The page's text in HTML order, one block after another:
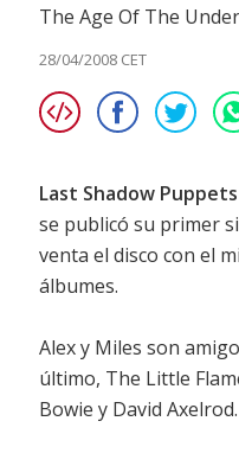
The Age Of The
28/04/2008 CET
Last Shadow Puppets
se publicó su primer
venta el disco con el
álbumes.
Alex y Miles son
último, The Little
Bowie y David